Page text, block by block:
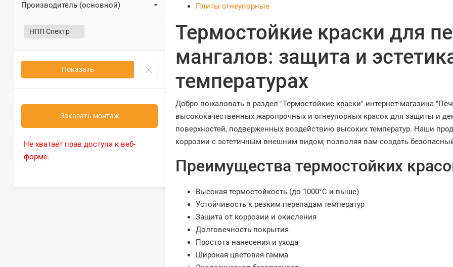
Производитель (основной)
НПП Спектр
Показать
Заказать монтаж
Не хватает прав доступа к веб-
форме.
Плиты огнеупорные
Термостойкие краски для
мангалов: защита и
температурах
Добро пожаловать в раздел "Термостойкие краски" интернет-магазина
высококачественных жаропрочных и огнеупорных красок для защиты и
поверхностей, подверженных воздействию высоких температур. Наши
коррозии с эстетичным внешним видом, позволяя вам создать
Преимущества термостойких
Высокая термостойкость (до 1000°C и выше)
Устойчивость к резким перепадам температур
Защита от коррозии и окисления
Долговечность покрытия
Простота нанесения и ухода
Широкая цветовая гамма